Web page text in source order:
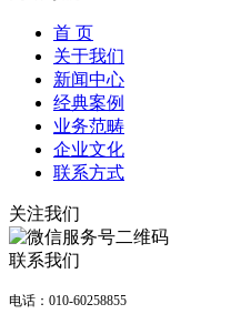
首 页
关于我们
新闻中心
经典案例
业务范畴
企业文化
联系方式
关注我们
联系我们
电话：010-60258855